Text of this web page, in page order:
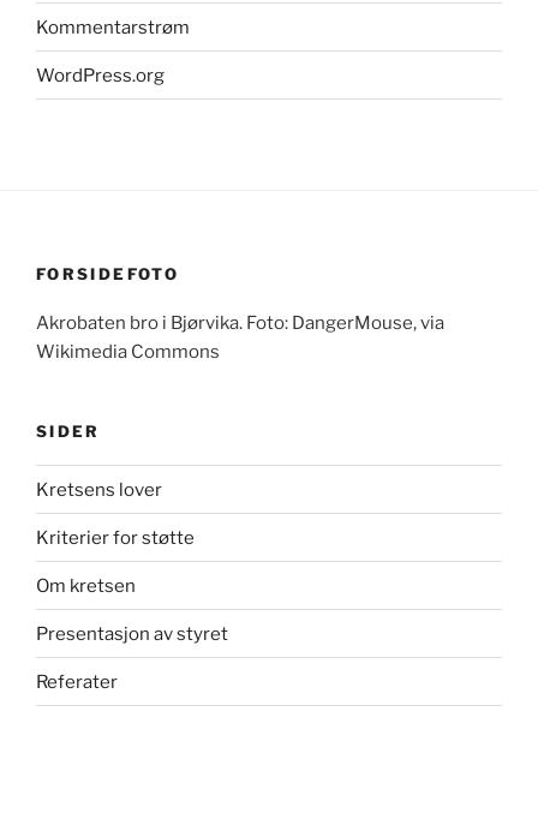
Kommentarstrøm
WordPress.org
FORSIDEFOTO
Akrobaten bro i Bjørvika. Foto: DangerMouse, via
Wikimedia Commons
SIDER
Kretsens lover
Kriterier for støtte
Om kretsen
Presentasjon av styret
Referater